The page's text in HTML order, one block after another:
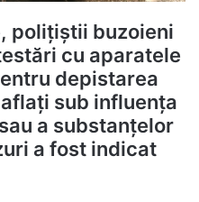
poliţiştii buzoieni
cu aparatele
depistarea
sub influenţa
a substanțelor
a fost indicat